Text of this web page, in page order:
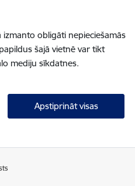
obligāti nepieciešamās
šajā vietnē var tikt
mediju sīkdatnes.
Apstiprināt visas